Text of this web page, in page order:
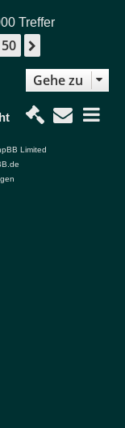
Treffer
50
Gehe zu
Limited